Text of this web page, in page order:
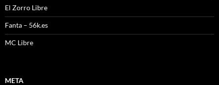
El Zorro Libre
Fanta – 56k.es
MC Libre
META